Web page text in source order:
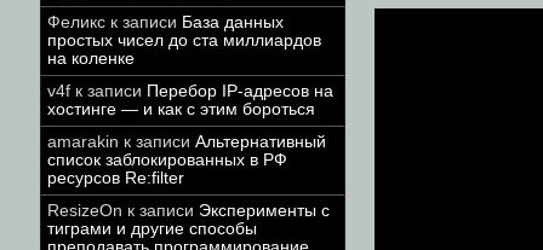
Феликс к записи База данных
простых чисел до ста миллиардов
на коленке
v4f к записи Перебор IP-адресов на
хостинге — и как с этим бороться
amarakin к записи Альтернативный
список заблокированных в РФ
ресурсов Re:filter
ResizeOn к записи Эксперименты с
тиграми и другие способы